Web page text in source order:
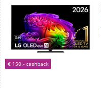
€ 150,- cashback